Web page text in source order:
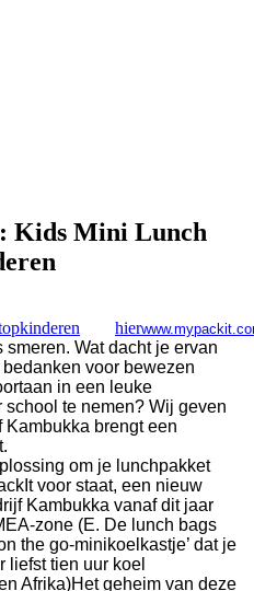
Kids Mini Lunch
hier
Wat dacht je ervan
voor bewezen
in een leuke
te nemen? Wij geven
Kambukka brengt een
om je lunchpakket
voor staat, een nieuw
Kambukka vanaf dit jaar
zone (E. De lunch bags
the go-minikoelkastje’ dat je
liefst tien uur koel
Afrika)Het geheim van deze